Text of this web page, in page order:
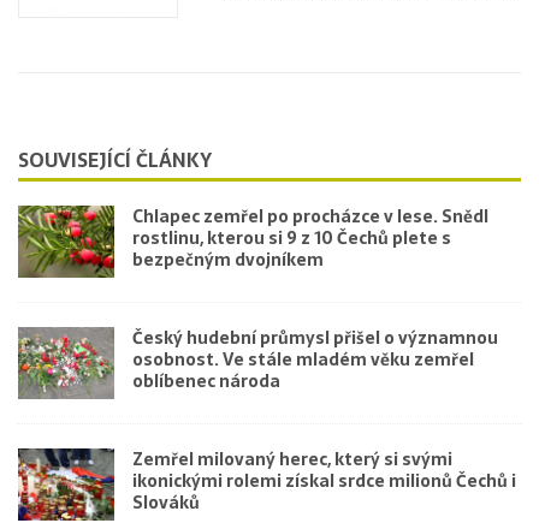
SOUVISEJÍCÍ ČLÁNKY
Chlapec zemřel po procházce v lese. Snědl
rostlinu, kterou si 9 z 10 Čechů plete s
bezpečným dvojníkem
Český hudební průmysl přišel o významnou
osobnost. Ve stále mladém věku zemřel
oblíbenec národa
Zemřel milovaný herec, který si svými
ikonickými rolemi získal srdce milionů Čechů i
Slováků